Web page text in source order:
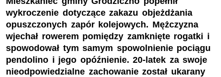
wykroczenie dotyczące zakazu objeżdżania
opuszczonych zapór kolejowych. Mężczyzna
wjechał rowerem pomiędzy zamknięte rogatki i
spowodował tym samym spowolnienie pociągu
pendolino i jego opóźnienie. 20-latek za swoje
nieodpowiedzialne zachowanie został ukarany